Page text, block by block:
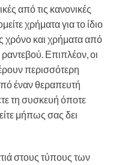
από τις κανονικές
χρήματα για το ίδιο
χρόνο και χρήματα από
ραντεβού. Επιπλέον, οι
περισσότερη
έναν θεραπευτή
τη συσκευή όποτε
μήπως σας δει
στους τύπους των